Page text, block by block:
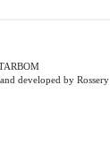
developed by Rossery